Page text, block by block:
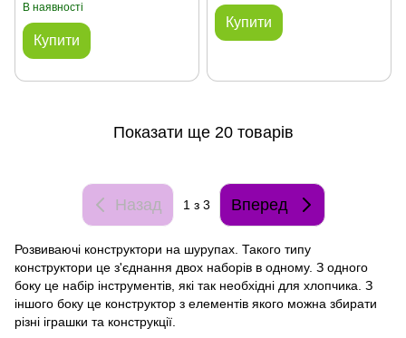
Розвиваючі конструктори на шурупах. Такого типу
конструктори це з'єднання двох наборів в одному. З одного
боку це набір інструментів, які так необхідні для хлопчика. З
іншого боку це конструктор з елементів якого можна збирати
різні іграшки та конструкції.
В наявності
Купити
Купити
Показати ще 20 товарів
Назад 1 з 3 Вперед